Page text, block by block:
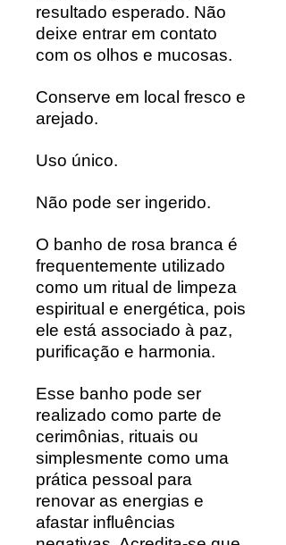
resultado esperado. Não
deixe entrar em contato
com os olhos e mucosas.
Conserve em local fresco e
arejado.
Uso único.
Não pode ser ingerido.
O banho de rosa branca é
frequentemente utilizado
como um ritual de limpeza
espiritual e energética, pois
ele está associado à paz,
purificação e harmonia.
Esse banho pode ser
realizado como parte de
cerimônias, rituais ou
simplesmente como uma
prática pessoal para
renovar as energias e
afastar influências